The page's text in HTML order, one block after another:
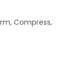
Compress,